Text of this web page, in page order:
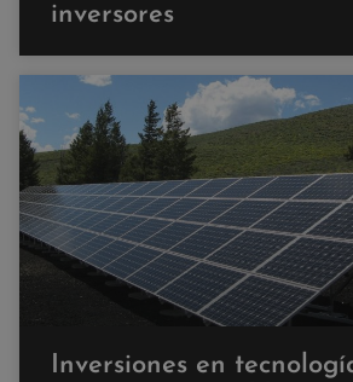
inversores
Inversiones en